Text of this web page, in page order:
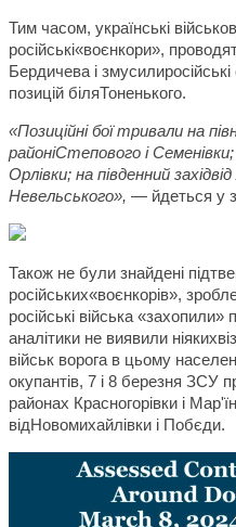
Тим часом, українські
російські«воєнкори»,
Бердичева і
позицій біляТоненького.
«Позиційні бої тривали на
районіСтепового і Семенівки;
Орлівки; на південний
Невельського», — йдеться у
Також не були знайдені
російських«воєнкорів»,
російські війська «захопили»
аналітики не виявили
військ ворога в цьому
окупантів, 7 і 8 березня ЗСУ
районах Красногорівки і
відНовомихайлівки і Побєди.